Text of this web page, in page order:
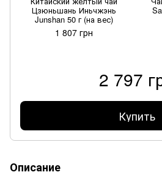
Цзюньшань Иньчжэнь
Junshan 50 г (на вес)
1 807 грн
2 797
Купить
Описание